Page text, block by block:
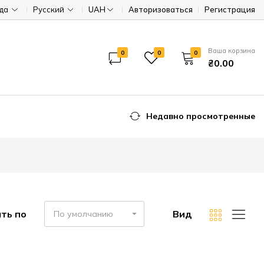
Русский UAH Авторизоваться Регистрация
0 0 0 Ваша корзина
₴0.00
Недавно просмотренные
по По умолчанию Вид